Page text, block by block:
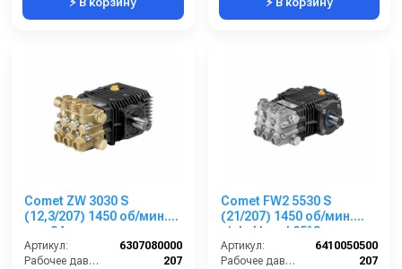
Comet ZW 3030 S
(12,3/207) 1450 об/мин.
вал 24мм
Артикул:
6307080000
Рабочее давление (бар):
207
Comet FW2 5530 S
(21/207) 1450 об/мин.
nickel head 85°C вал
24мм
Артикул:
6410050500
Рабочее давление (бар):
207